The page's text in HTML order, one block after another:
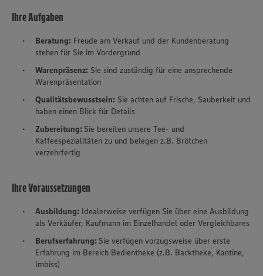
Ihre Aufgaben
Beratung: Freude am Verkauf und der Kundenberatung
stehen für Sie im Vordergrund
Warenpräsenz: Sie sind zuständig für eine ansprechende
Warenpräsentation
Qualitätsbewusstsein: Sie achten auf Frische, Sauberkeit und
haben einen Blick für Details
Zubereitung: Sie bereiten unsere Tee- und
Kaffeespezialitäten zu und belegen z.B. Brötchen
verzehrfertig
Ihre Voraussetzungen
Ausbildung: Idealerweise verfügen Sie über eine Ausbildung
als Verkäufer, Kaufmann im Einzelhandel oder Vergleichbares
Berufserfahrung: Sie verfügen vorzugsweise über erste
Erfahrung im Bereich Bedientheke (z.B. Backtheke, Kantine,
Imbiss)